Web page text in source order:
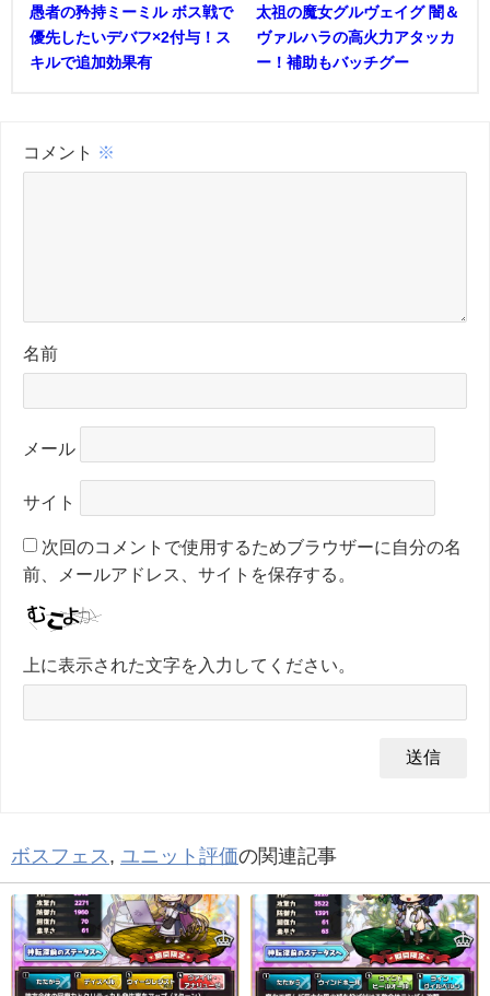
愚者の矜持ミーミル ボス戦で
優先したいデバフ×2付与！ス
キルで追加効果有
太祖の魔女グルヴェイグ 闇＆
ヴァルハラの高火力アタッカ
ー！補助もバッチグー
コメント ※
名前
メール
サイト
次回のコメントで使用するためブラウザーに自分の名
前、メールアドレス、サイトを保存する。
上に表示された文字を入力してください。
ボスフェス , ユニット評価の関連記事